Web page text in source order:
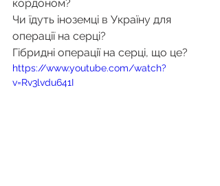
кордоном?
Чи їдуть іноземці в Україну для
операції на серці?
Гібридні операції на серці, що це?
https://www.youtube.com/watch?
v=Rv3lvdu641I